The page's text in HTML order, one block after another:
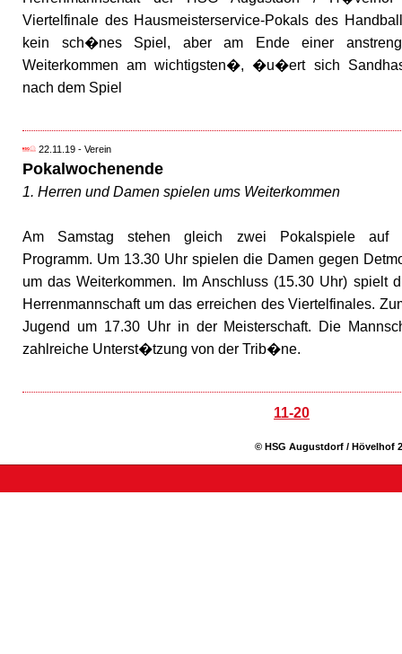
Viertelfinale des Hausmeisterservice-Pokals des
kein sch�nes Spiel, aber am Ende einer
Weiterkommen am wichtigsten�, �u�ert sich
nach dem Spiel
22.11.19 - Verein
Pokalwochenende
1. Herren und Damen spielen ums Weiterkommen
Am Samstag stehen gleich zwei Pokalspiele auf
Programm. Um 13.30 Uhr spielen die Damen gegen
um das Weiterkommen. Im Anschluss (15.30 Uhr) spielt
Herrenmannschaft um das erreichen des Viertelfinales.
Jugend um 17.30 Uhr in der Meisterschaft. Die
zahlreiche Unterst�tzung von der Trib�ne.
11-20
© HSG Augustdorf / Hövelhof